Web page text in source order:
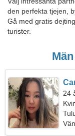
den perfekta tjejen,
Gå med gratis
turister.
24